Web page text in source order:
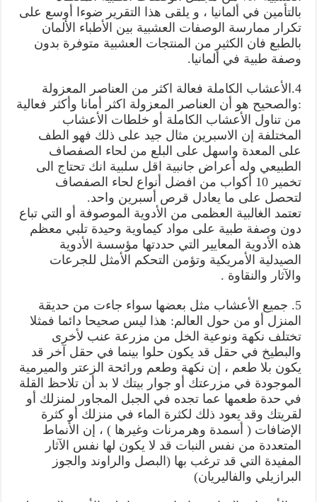
بالتأمين في ألمانيا ، و يلقى هذا التقرير ضوءا أوسع على
تكرار ممارسة الوصفات العشبية بين الأطباء الألمان
بالطبع فان الكثير من المنتجات العشبية متوفرة بدون
وصفة طبية في ألمانيا.
4.الأعشاب الكاملة فعالة اكثر من العناصر المعزولة
:والصحيح هو أن العناصر المعزولة اكثر أمانا وأكثر فعالية
من تناول الأعشاب الكاملة أو خلطات الأعشاب
المختلفة إن الاسبرين مثال جيد على ذلك فهو الطف
على المعدة واسهل على البلع من لحاء الصفصاف
الطبيعي وله أعراض جانبية اقل سلبية انك تحتاج الى
تخمير 10 أكواب من افضل أنواع لحاء الصفصاف
لتحصل على ما يعادل قرص أسبرين واحد.
تعتمد الغالبية العظمى من الأدوية الموصوفة أو التي تباع
دون وصفة طبية على مواد كيماوية وحيدة تلبي معظم
هذه الأدوية المعايير التي حددتها مؤسسة الأدوية
الصيدلية الأمريكية وتؤمن التحكم الأمثل للجرعات
والآثار والنقاوة .
5. جميع الأعشاب مثل بعضها سواء جاءت من حديقة
المنزل أو من حول العالم: هذا ليس صحيحا دائما فمثلا
تختلف نكهة ونوعية الخل من مزرعة عنب لأخرى
والبطيخ في حقل قد يكون حلوا بينما في حقل آخر قد
يكون بلا طعم ، إن نكهة وطعم ورائحة الزعتر والميرمية
الموجودة في مزرعتك أو جوار بيتك لا بد أن تلاحظ القلة
في حدة طعمها عما تجده في الجبل المجاور لمنزلك أو
لقريتك وقد يعود ذلك لكثرة الماء في منزلك أو كثرة
الإضافات ( أسمدة وهرمرنات وغيرها ) ، إن الأنماط
المتعددة من نفس النبات قد لا يكون لها نفس الآثار
المفيدة التي قد ترغب بها (البصل والراوند والجوز
البرازيلي والفاليريان)